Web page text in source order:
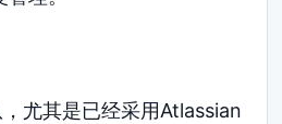
尤其是已经采用Atlassian